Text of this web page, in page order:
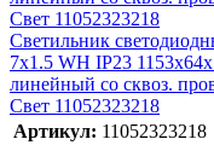
Светильник
7x1.5 WH IP23
линейный со сквоз.
Свет 11052323218
Артикул: 11052323218